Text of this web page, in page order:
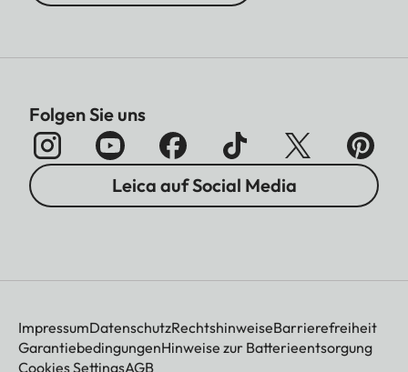
Folgen Sie uns
Leica auf Social Media
ImpressumDatenschutzRechtshinweiseBarrierefreiheit
GarantiebedingungenHinweise zur Batterieentsorgung
Cookies SettingsAGB